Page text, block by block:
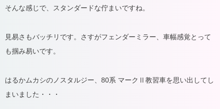
そんな感じで、スタンダードな佇まいですね。
見易さもバッチリです。さすがフェンダーミラー、車幅感覚とって
も掴み易いです。
はるかムカシのノスタルジー、80系 マークⅡ教習車を思い出してし
まいました・・・